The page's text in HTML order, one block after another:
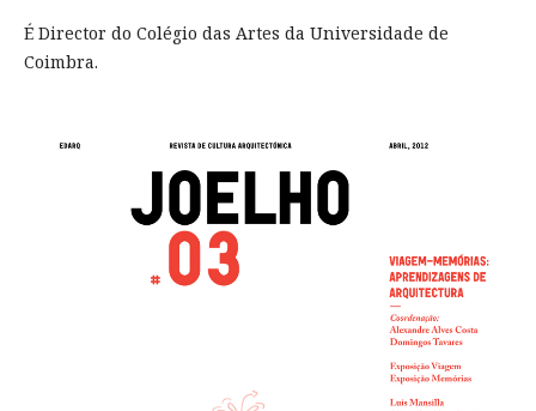
É Director do Colégio das Artes da Universidade de
Coimbra.